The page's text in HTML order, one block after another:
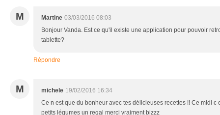
M Martine 03/03/2016 08:03
Bonjour Vanda. Est ce qu'il existe une application pour pouvoir
tablette?
Répondre
M michele 19/02/2016 16:34
Ce n est que du bonheur avec tes délicieuses recettes !! Ce midi c
petits légumes un regal merci vraiment bizzz